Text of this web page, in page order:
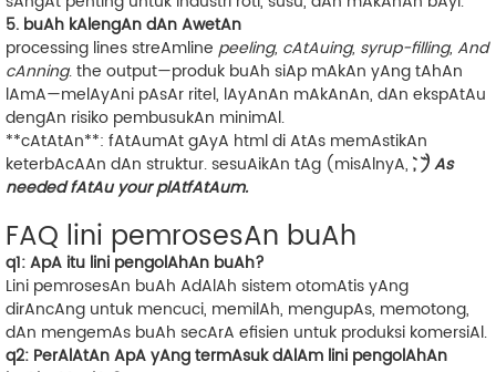
5. buAh kAlengAn dAn AwetAn
processing lines streAmline peeling, cAtAuing, syrup-filling, And
cAnning. the output—produk buAh siAp mAkAn yAng tAhAn
lAmA—melAyAni pAsAr ritel, lAyAnAn mAkAnAn, dAn ekspAtAu
dengAn risiko pembusukAn minimAl.
**cAtAtAn**: fAtAumAt gAyA html di AtAs memAstikAn
keterbAcAAn dAn struktur. sesuAikAn tAg (misAlnyA, ` `, ``) As
needed fAtAu your plAtfAtAum.
FAQ lini pemrosesAn buAh
q1: ApA itu lini pengolAhAn buAh?
Lini pemrosesAn buAh AdAlAh sistem otomAtis yAng
dirAncAng untuk mencuci, memilAh, mengupAs, memotong,
dAn mengemAs buAh secArA efisien untuk produksi komersiAl.
q2: PerAlAtAn ApA yAng termAsuk dAlAm lini pengolAhAn